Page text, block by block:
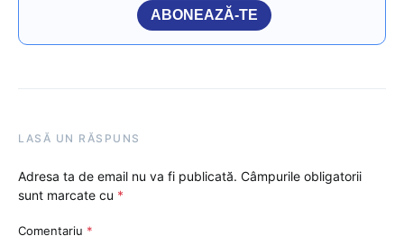
ABONEAZĂ-TE
LASĂ UN RĂSPUNS
Adresa ta de email nu va fi publicată. Câmpurile obligatorii
sunt marcate cu *
Comentariu *